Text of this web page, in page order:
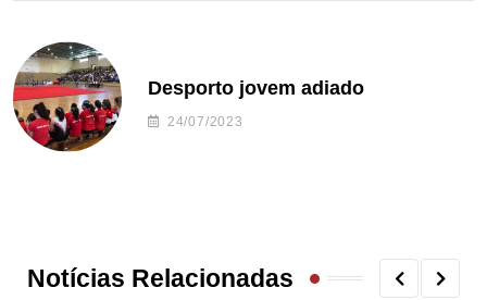
Desporto jovem adiado
24/07/2023
Notícias Relacionadas